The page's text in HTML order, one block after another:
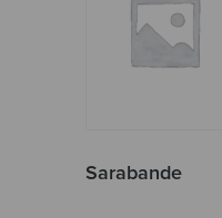
Sarabande